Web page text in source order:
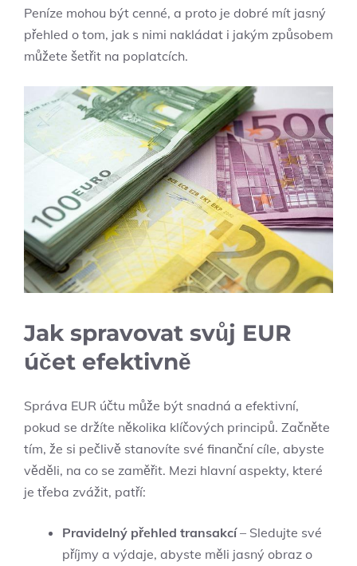
Peníze mohou být cenné, a proto je dobré mít jasný
přehled o tom, jak s nimi nakládat i jakým způsobem
můžete šetřit na poplatcích.
Jak spravovat svůj EUR
účet efektivně
Správa EUR účtu může být snadná a efektivní,
pokud se držíte několika klíčových principů. Začněte
tím, že si pečlivě stanovíte své finanční cíle, abyste
věděli, na co se zaměřit. Mezi hlavní aspekty, které
je třeba zvážit, patří:
Pravidelný přehled transakcí– Sledujte své
příjmy a výdaje, abyste měli jasný obraz o